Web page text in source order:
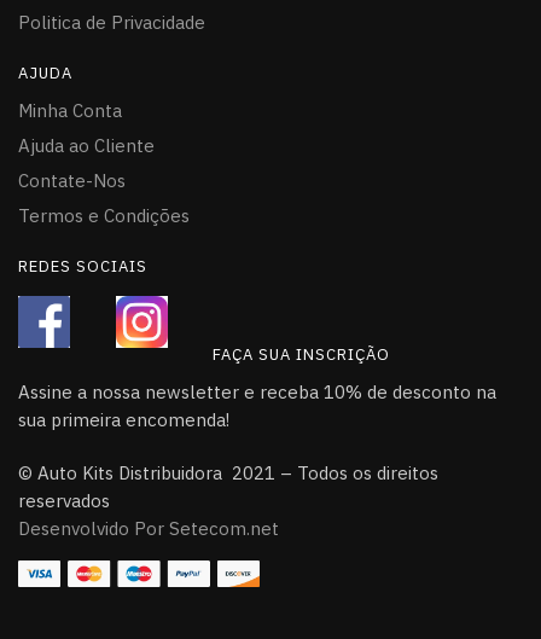
Politica de Privacidade
AJUDA
Minha Conta
Ajuda ao Cliente
Contate-Nos
Termos e Condições
REDES SOCIAIS
FAÇA SUA INSCRIÇÃO
Assine a nossa newsletter e receba 10% de desconto na
sua primeira encomenda!
© Auto Kits Distribuidora 2021 – Todos os direitos
reservados
Desenvolvido Por Setecom.net